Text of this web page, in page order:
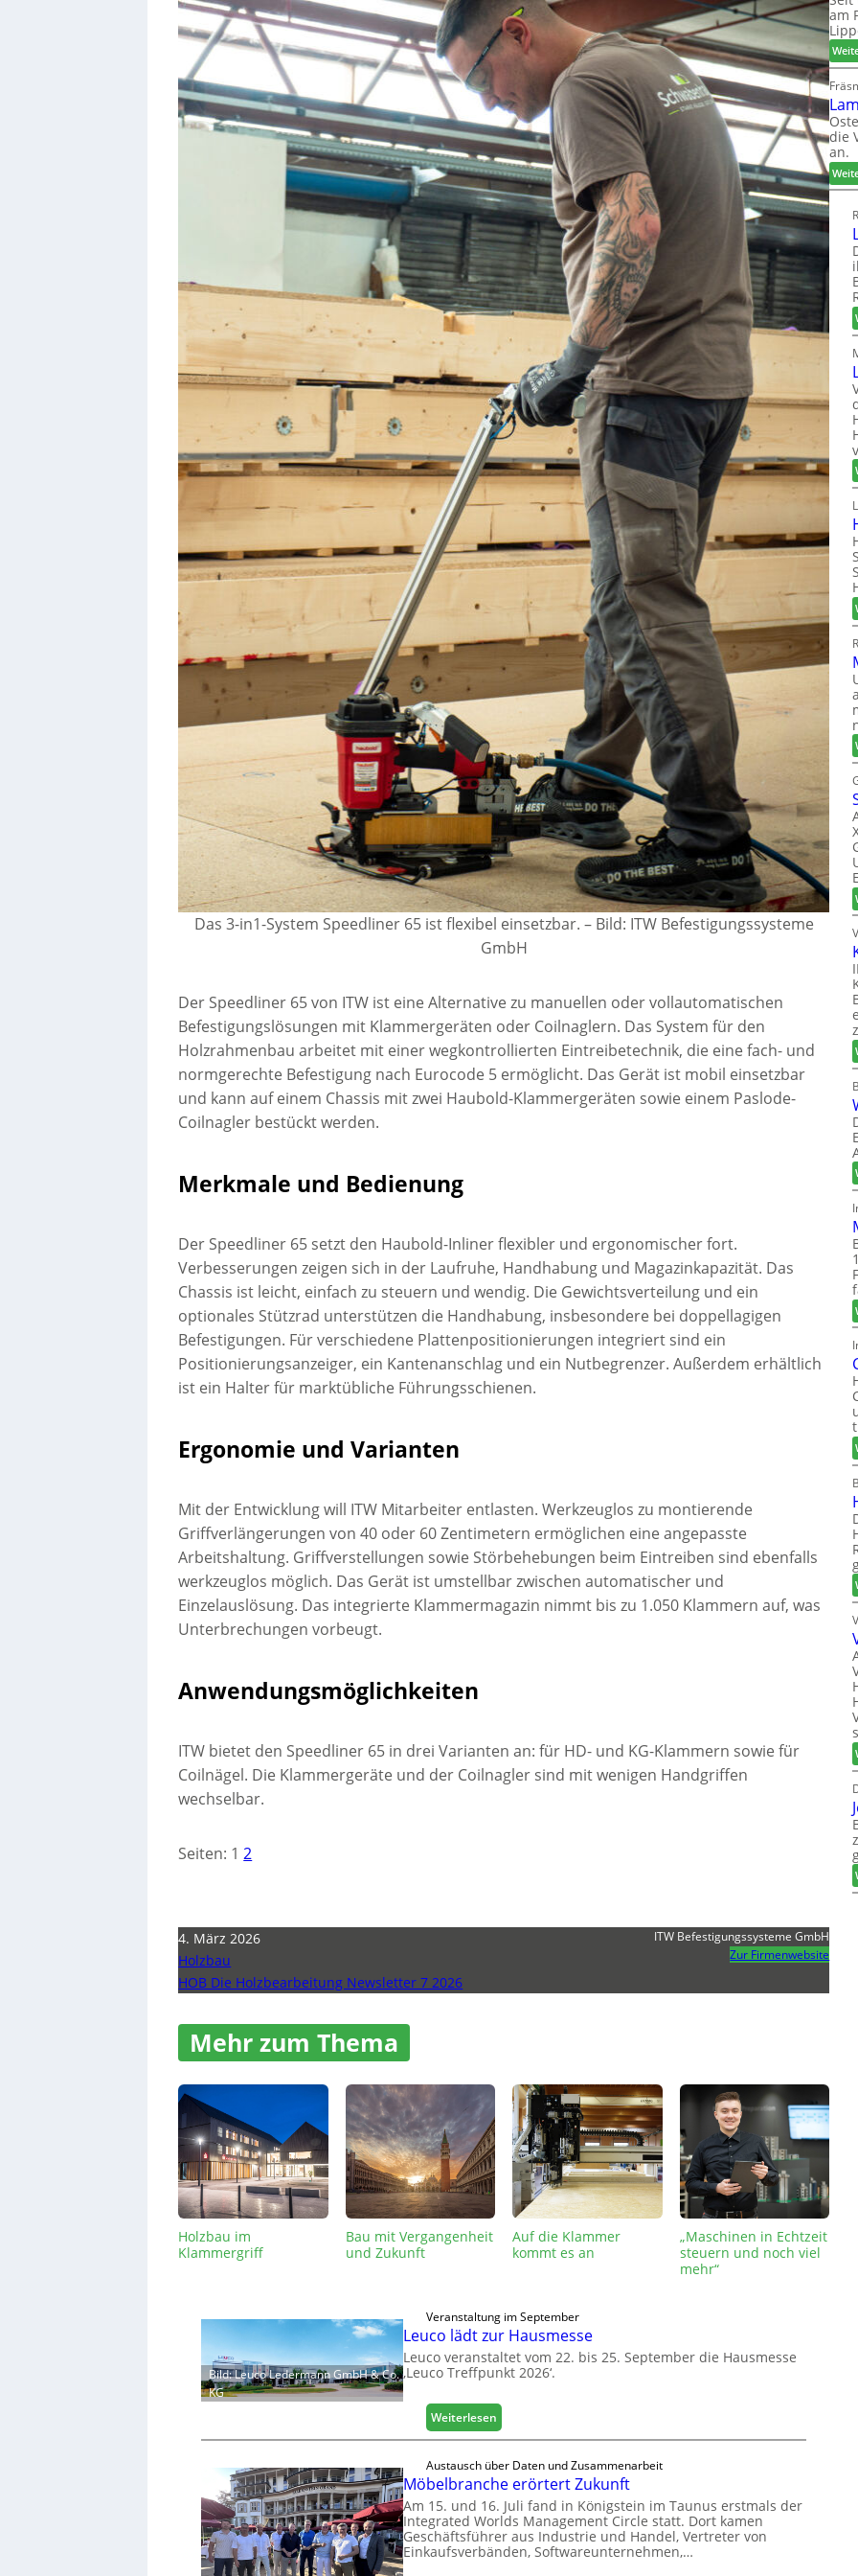
Das 3-in1-System Speedliner 65 ist flexibel einsetzbar. – Bild: ITW Befestigungssysteme
GmbH
Der Speedliner 65 von ITW ist eine Alternative zu manuellen oder vollautomatischen
Befestigungslösungen mit Klammergeräten oder Coilnaglern. Das System für den
Holzrahmenbau arbeitet mit einer wegkontrollierten Eintreibetechnik, die eine fach- und
normgerechte Befestigung nach Eurocode 5 ermöglicht. Das Gerät ist mobil einsetzbar
und kann auf einem Chassis mit zwei Haubold-Klammergeräten sowie einem Paslode-
Coilnagler bestückt werden.
Merkmale und Bedienung
Der Speedliner 65 setzt den Haubold-Inliner flexibler und ergonomischer fort.
Verbesserungen zeigen sich in der Laufruhe, Handhabung und Magazinkapazität. Das
Chassis ist leicht, einfach zu steuern und wendig. Die Gewichtsverteilung und ein
optionales Stützrad unterstützen die Handhabung, insbesondere bei doppellagigen
Befestigungen. Für verschiedene Plattenpositionierungen integriert sind ein
Positionierungsanzeiger, ein Kantenanschlag und ein Nutbegrenzer. Außerdem erhältlich
ist ein Halter für marktübliche Führungsschienen.
Ergonomie und Varianten
Mit der Entwicklung will ITW Mitarbeiter entlasten. Werkzeuglos zu montierende
Griffverlängerungen von 40 oder 60 Zentimetern ermöglichen eine angepasste
Arbeitshaltung. Griffverstellungen sowie Störbehebungen beim Eintreiben sind ebenfalls
werkzeuglos möglich. Das Gerät ist umstellbar zwischen automatischer und
Einzelauslösung. Das integrierte Klammermagazin nimmt bis zu 1.050 Klammern auf, was
Unterbrechungen vorbeugt.
Anwendungsmöglichkeiten
ITW bietet den Speedliner 65 in drei Varianten an: für HD- und KG-Klammern sowie für
Coilnägel. Die Klammergeräte und der Coilnagler sind mit wenigen Handgriffen
wechselbar.
Seiten: 1 2
4. März 2026
Holzbau
HOB Die Holzbearbeitung Newsletter 7 2026
ITW Befestigungssysteme GmbH
Zur Firmenwebsite
Mehr zum Thema
Holzbau im
Klammergriff
Bau mit Vergangenheit
und Zukunft
Auf die Klammer
kommt es an
„Maschinen in Echtzeit
steuern und noch viel
mehr“
Bild: Leuco Ledermann GmbH & Co.
KG
Veranstaltung im September
Leuco lädt zur Hausmesse
Leuco veranstaltet vom 22. bis 25. September die Hausmesse
‚Leuco Treffpunkt 2026‘.
Weiterlesen:
L
u
c
o
l
ä
d
Austausch über Daten und Zusammenarbeit
Möbelbranche erörtert Zukunft
Am 15. und 16. Juli fand in Königstein im Taunus erstmals der
Integrated Worlds Management Circle statt. Dort kamen
Geschäftsführer aus Industrie und Handel, Vertreter von
Einkaufsverbänden, Softwareunternehmen,…
am
die
an.